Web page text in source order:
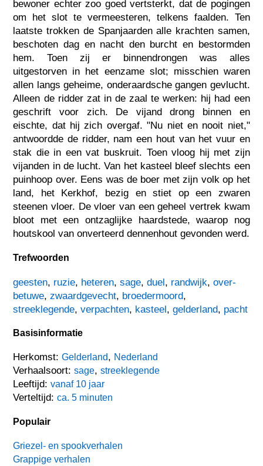
bewoner echter zoo goed vertsterkt, dat de pogingen
om het slot te vermeesteren, telkens faalden. Ten
laatste trokken de Spanjaarden alle krachten samen,
beschoten dag en nacht den burcht en bestormden
hem. Toen zij er binnendrongen was alles
uitgestorven in het eenzame slot; misschien waren
allen langs geheime, onderaardsche gangen gevlucht.
Alleen de ridder zat in de zaal te werken: hij had een
geschrift voor zich. De vijand drong binnen en
eischte, dat hij zich overgaf. "Nu niet en nooit niet,"
antwoordde de ridder, nam een hout van het vuur en
stak die in een vat buskruit. Toen vloog hij met zijn
vijanden in de lucht. Van het kasteel bleef slechts een
puinhoop over. Eens was de boer met zijn volk op het
land, het Kerkhof, bezig en stiet op een zwaren
steenen vloer. De vloer van een geheel vertrek kwam
bloot met een ontzaglijke haardstede, waarop nog
houtskool van onverteerd dennenhout gevonden werd.
Trefwoorden
geesten, ruzie, heteren,sage,duel, randwijk,over-
betuwe,zwaardgevecht, broedermoord,
streeklegende,verpachten, kasteel,gelderland, pacht
Basisinformatie
Herkomst:Gelderland, Nederland
Verhaalsoort:sage,streeklegende
Leeftijd:vanaf 10 jaar
Verteltijd:ca. 5 minuten
Populair
Griezel- en spookverhalen
Grappige verhalen